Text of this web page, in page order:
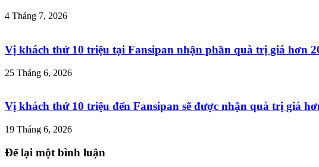
4 Tháng 7, 2026
Vị khách thứ 10 triệu tại Fansipan nhận phần quà trị giá hơn
25 Tháng 6, 2026
Vị khách thứ 10 triệu đến Fansipan sẽ được nhận quà trị giá
19 Tháng 6, 2026
Để lại một bình luận